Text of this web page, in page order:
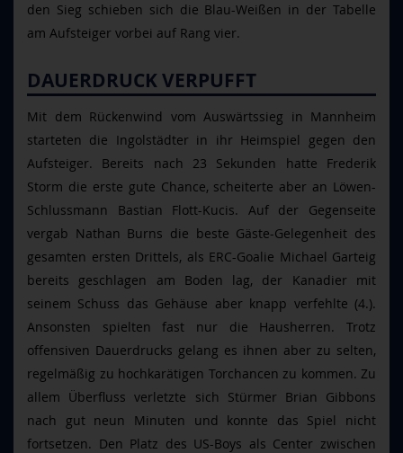
den Sieg schieben sich die Blau-Weißen in der Tabelle
am Aufsteiger vorbei auf Rang vier.
DAUERDRUCK VERPUFFT
Mit dem Rückenwind vom Auswärtssieg in Mannheim
starteten die Ingolstädter in ihr Heimspiel gegen den
Aufsteiger. Bereits nach 23 Sekunden hatte Frederik
Storm die erste gute Chance, scheiterte aber an Löwen-
Schlussmann Bastian Flott-Kucis. Auf der Gegenseite
vergab Nathan Burns die beste Gäste-Gelegenheit des
gesamten ersten Drittels, als ERC-Goalie Michael Garteig
bereits geschlagen am Boden lag, der Kanadier mit
seinem Schuss das Gehäuse aber knapp verfehlte (4.).
Ansonsten spielten fast nur die Hausherren. Trotz
offensiven Dauerdrucks gelang es ihnen aber zu selten,
regelmäßig zu hochkarätigen Torchancen zu kommen. Zu
allem Überfluss verletzte sich Stürmer Brian Gibbons
nach gut neun Minuten und konnte das Spiel nicht
fortsetzen. Den Platz des US-Boys als Center zwischen